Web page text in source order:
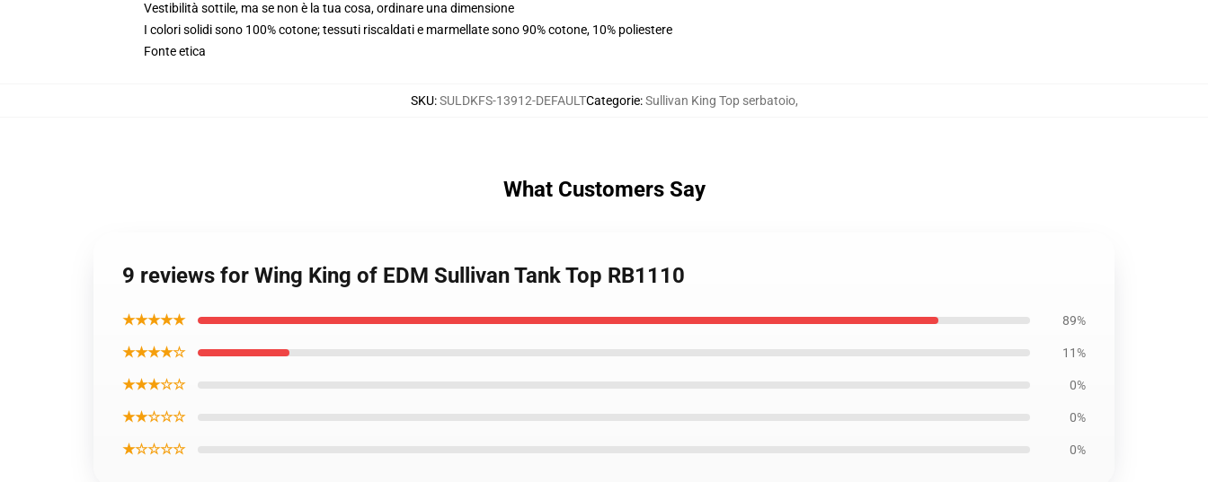
Vestibilità sottile, ma se non è la tua cosa, ordinare una dimensione
I colori solidi sono 100% cotone; tessuti riscaldati e marmellate sono 90% cotone, 10% poliestere
Fonte etica
SKU:SULDKFS-13912-DEFAULTCategorie:Sullivan King Top serbatoio,
What Customers Say
9 reviews for Wing King of EDM Sullivan Tank Top RB1110
★★★★★ 89%
★★★★☆ 11%
★★★☆☆ 0%
★★☆☆☆ 0%
★☆☆☆☆ 0%